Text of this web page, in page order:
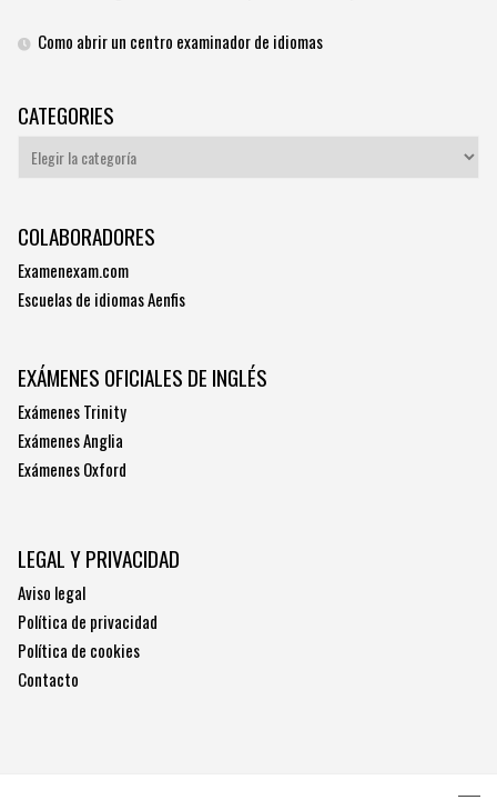
Como abrir un centro examinador de idiomas
CATEGORIES
Categories
COLABORADORES
Examenexam.com
Escuelas de idiomas Aenfis
EXÁMENES OFICIALES DE INGLÉS
Exámenes Trinity
Exámenes Anglia
Exámenes Oxford
LEGAL Y PRIVACIDAD
Aviso legal
Política de privacidad
Política de cookies
Contacto